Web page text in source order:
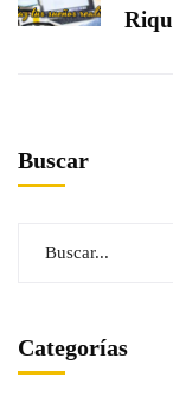
Buscar
Categorías